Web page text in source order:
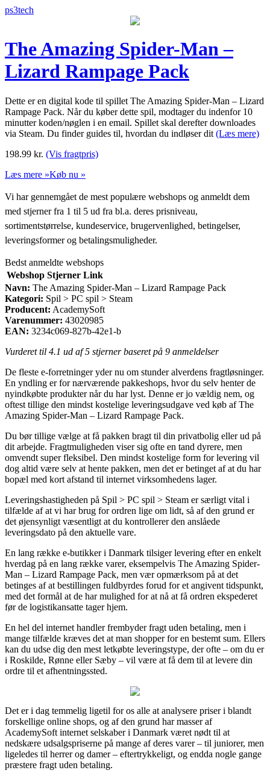
ps3tech
The Amazing Spider-Man –
Lizard Rampage Pack
Dette er en digital kode til spillet The Amazing Spider-Man – Lizard
Rampage Pack. Når du køber dette spil, modtager du indenfor 10
minutter koden/nøglen i en email. Spillet skal derefter downloades
via Steam. Du finder guides til, hvordan du indløser dit (Læs mere)
198.99 kr. (Vis fragtpris)
Læs mere »Køb nu »
Vi har gennemgået de mest populære webshops og anmeldt dem
med stjerner fra 1 til 5 ud fra bl.a. deres prisniveau,
sortimentstørrelse, kundeservice, brugervenlighed, betingelser,
leveringsformer og betalingsmuligheder.
Bedst anmeldte webshops
Webshop Stjerner Link
Navn: The Amazing Spider-Man – Lizard Rampage Pack
Kategori: Spil > PC spil > Steam
Producent: AcademySoft
Varenummer: 43020985
EAN: 3234c069-827b-42e1-b
Vurderet til 4.1 ud af 5 stjerner baseret på 9 anmeldelser
De fleste e-forretninger yder nu om stunder alverdens fragtløsninger.
En yndling er for nærværende pakkeshops, hvor du selv henter de
nyindkøbte produkter når du har lyst. Denne er jo vældig nem, og
oftest tillige den mindst kostelige leveringsudgave ved køb af The
Amazing Spider-Man – Lizard Rampage Pack.
Du bør tillige vælge at få pakken bragt til din privatbolig eller ud på
dit arbejde. Fragtmuligheden viser sig ofte en tand dyrere, men
omvendt super fleksibel. Den mindst kostelige form for levering vil
dog altid være selv at hente pakken, men det er betinget af at du har
bopæl med kort afstand til internet virksomhedens lager.
Leveringshastigheden på Spil > PC spil > Steam er særligt vital i
tilfælde af at vi har brug for ordren lige om lidt, så af den grund er
det øjensynligt væsentligt at du kontrollerer den anslåede
leveringsdato på den aktuelle vare.
En lang række e-butikker i Danmark tilsiger levering efter en enkelt
hverdag på en lang række varer, eksempelvis The Amazing Spider-
Man – Lizard Rampage Pack, men vær opmærksom på at det
betinges af at bestillingen fuldbyrdes forud for et angivent tidspunkt,
med det formål at de har mulighed for at nå at få ordren ekspederet
før de logistikansatte tager hjem.
En hel del internet handler frembyder fragt uden betaling, men i
mange tilfælde kræves det at man shopper for en bestemt sum. Ellers
kan du udse dig den mest letkøbte leveringstype, der ofte – om du er
i Roskilde, Rønne eller Sæby – vil være at få dem til at levere din
ordre til et afhentningssted.
Det er i dag temmelig ligetil for os alle at analysere priser i blandt
forskellige online shops, og af den grund har masser af
AcademySoft internet selskaber i Danmark været nødt til at
nedskære udsalgspriserne på mange af deres varer – til juniorer, men
ligeledes til herrer og damer – eftertrykkeligt, og endda nogle gange
præstere fragt uden betaling.